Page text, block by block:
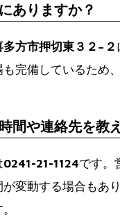
ありますか？
方市押切東３２−２
完備しているため
間や連絡先を教
0241-21-1124です。
変動する場合もあ